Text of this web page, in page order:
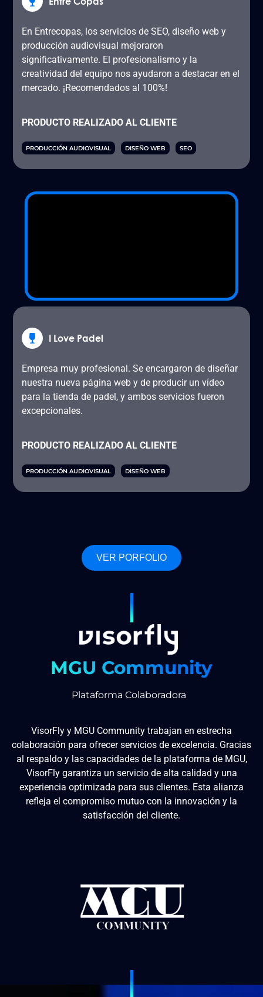
En Entrecopas, los servicios de SEO, diseño web y
producción audiovisual mejoraron
significativamente. El profesionalismo y la
creatividad del equipo nos ayudaron a destacar en el
mercado. ¡Recomendados al 100%!
PRODUCTO REALIZADO AL CLIENTE
PRODUCCIÓN AUDIOVISUAL DISEÑO WEB SEO
I Love Padel
Empresa muy profesional. Se encargaron de diseñar
nuestra nueva página web y de producir un vídeo
para la tienda de padel, y ambos servicios fueron
excepcionales.
PRODUCTO REALIZADO AL CLIENTE
PRODUCCIÓN AUDIOVISUAL DISEÑO WEB
VER PORFOLIO
MGU Community
Plataforma Colaboradora
VisorFly y MGU Community trabajan en estrecha
colaboración para ofrecer servicios de excelencia. Gracias
al respaldo y las capacidades de la plataforma de MGU,
VisorFly garantiza un servicio de alta calidad y una
experiencia optimizada para sus clientes. Esta alianza
refleja el compromiso mutuo con la innovación y la
satisfacción del cliente.